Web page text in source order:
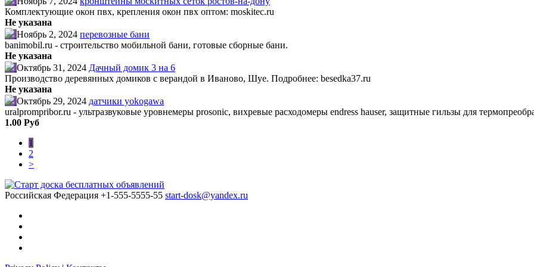
Комплектующие окон пвх, крепления окон пвх оптом: moskitec.ru
Не указана
Ноябрь 2, 2024 перевозные бани
banimobil.ru - строительство мобильной бани, готовые сборные бани.
Не указана
Октябрь 31, 2024 Дачный домик 3 на 6
Производство деревянных домиков с верандой в Иваново, Шуе. Подробнее: besedka37.ru
Не указана
Октябрь 29, 2024 датчики yokogawa
uralprompribor.ru - ультразвуковые уровнемеры prosonic, вихревые расходомеры endress hauser, защитные гильзы для
1.00 Руб
1
2
>
Российская Федерация +1-555-5555-55 start-dosk@yandex.ru